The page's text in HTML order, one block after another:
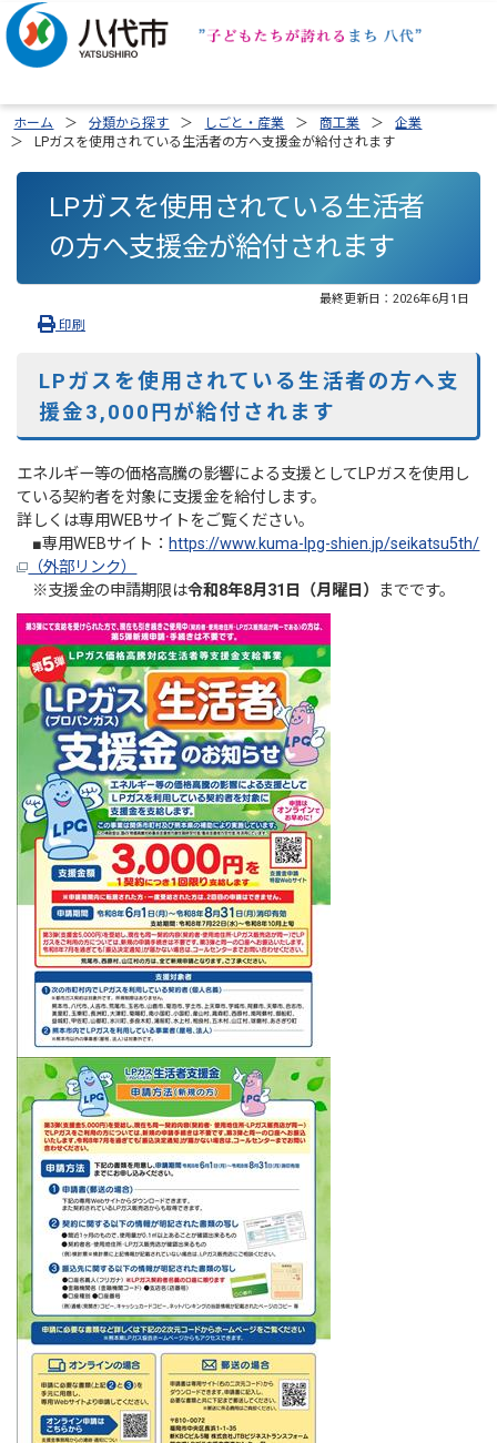
ホーム 分類から探す しごと・産業 商工業
企業
LPガスを使用されている生活者の方へ支援金が給付されます
LPガスを使用されている生活者
の方へ支援金が給付されます
最終更新日： 2026年6月1日
印刷
LPガスを使用されている生活者の方へ支
援金3,000円が給付されます
エネルギー等の価格高騰の影響による支援としてLPガスを使用し
ている契約者を対象に支援金を給付します。
詳しくは専用WEBサイトをご覧ください。
■専用WEBサイト： https://www.kuma-lpg-shien.jp/seikatsu5th/
（外部リンク）
※支援金の申請期限は令和8年8月31日（月曜日） までです。